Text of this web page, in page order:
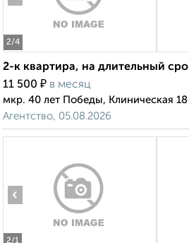
2/4
2-к квартира, на длительный
11 500 ₽ в месяц
мкр. 40 лет Победы, Клиническая 18
Агентство, 05.08.2026
2/1
‹